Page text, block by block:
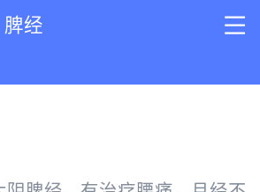
脾经